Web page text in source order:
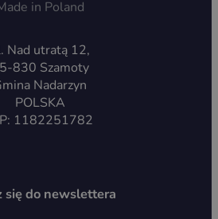
in Poland
Nad utratą 12,
830 Szamoty
Nadarzyn
POLSKA
1182251782
się do newslettera